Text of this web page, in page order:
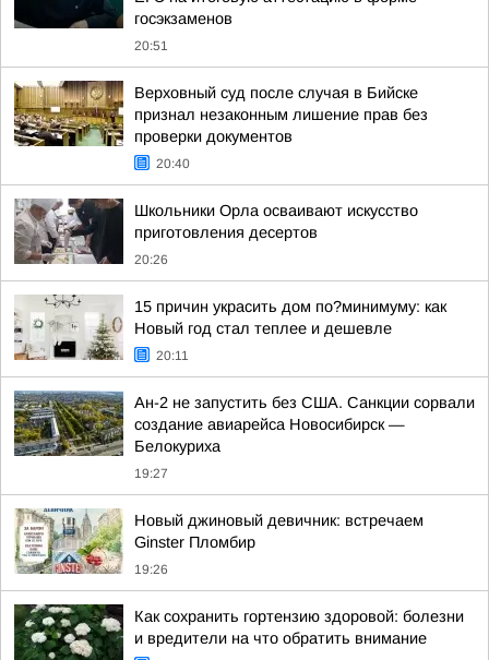
госэкзаменов
20:51
Верховный суд после случая в Бийске
признал незаконным лишение прав без
проверки документов
20:40
Школьники Орла осваивают искусство
приготовления десертов
20:26
15 причин украсить дом по?минимуму: как
Новый год стал теплее и дешевле
20:11
Ан-2 не запустить без США. Санкции сорвали
создание авиарейса Новосибирск —
Белокуриха
19:27
Новый джиновый девичник: встречаем
Ginster Пломбир
19:26
Как сохранить гортензию здоровой: болезни
и вредители на что обратить внимание